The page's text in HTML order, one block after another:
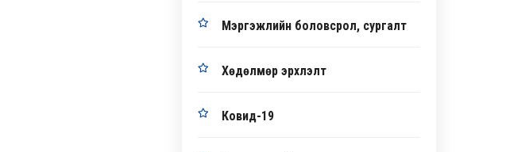
Мэргэжлийн боловсрол, сургалт
Хөдөлмөр эрхлэлт
Ковид-19